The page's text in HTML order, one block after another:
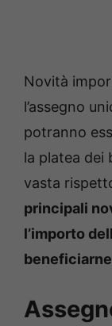
Novità
l’assegno
potranno
la platea dei
vasta
principali
l’importo
beneficiarne